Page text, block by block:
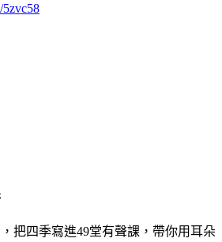
5zvc58
把四季寫進49堂有聲課，帶你用耳朵